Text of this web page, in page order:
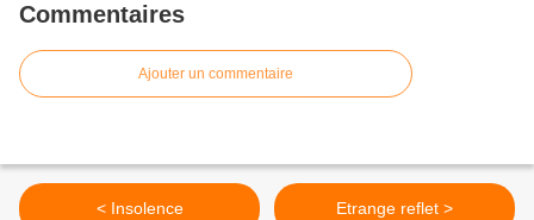
Commentaires
Ajouter un commentaire
< Insolence Etrange reflet >